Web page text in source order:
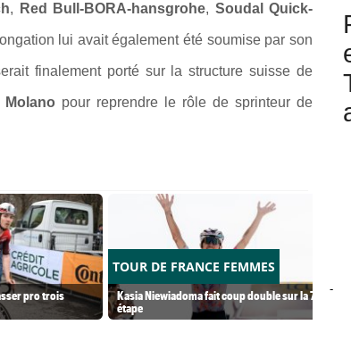
, Red Bull-BORA-hansgrohe, Soudal Quick-
lui avait également été soumise par son
finalement porté sur la structure suisse de
Molano pour reprendre le rôle de sprinteur de
pro trois
TOUR DE FRANCE FEMMES
Kasia Niewiadoma fait coup double sur la 7e
étape
-